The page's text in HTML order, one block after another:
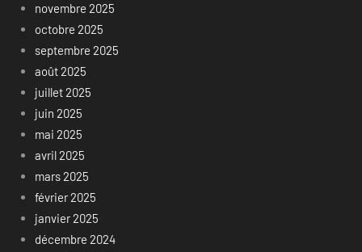
novembre 2025
octobre 2025
septembre 2025
août 2025
juillet 2025
juin 2025
mai 2025
avril 2025
mars 2025
février 2025
janvier 2025
décembre 2024